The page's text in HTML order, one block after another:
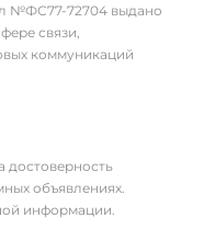
№ФС77-72704 выдано
связи,
коммуникаций
достоверность
объявлениях.
информации.